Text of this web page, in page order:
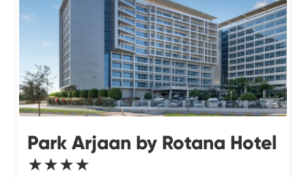
Park Arjaan by Rotana Hotel
★★★★